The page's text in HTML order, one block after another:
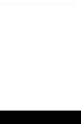
รื่องแสงแดด
ต้องการของ
ทโดยรอบ
กับสถาปนิก